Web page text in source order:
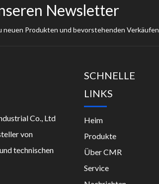
Newsletter
neuen Produkten und bevorstehenden Verkäufen
Co., Ltd
von
technischen
SCHNELLE
LINKS
Heim
Produkte
Über CMR
Service